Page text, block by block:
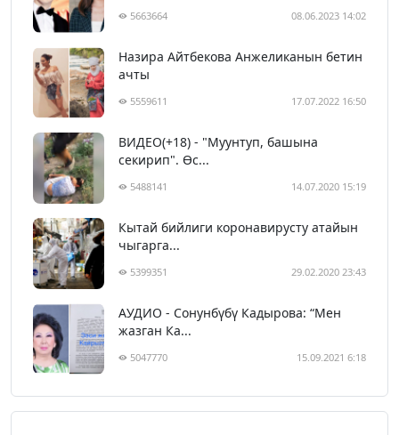
5663664 08.06.2023 14:02
Назира Айтбекова Анжеликанын бетин
ачты
5559611 17.07.2022 16:50
ВИДЕО(+18) - "Муунтуп, башына
секирип". Өс...
5488141 14.07.2020 15:19
Кытай бийлиги коронавирусту атайын
чыгарга...
5399351 29.02.2020 23:43
АУДИО - Сонунбүбү Кадырова: “Мен
жазган Ка...
5047770 15.09.2021 6:18